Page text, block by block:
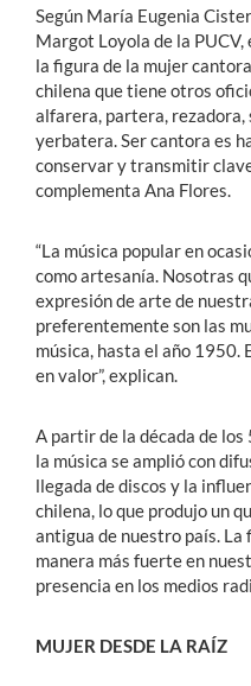
Según María Eugenia
Margot Loyola de la
la figura de la mujer
chilena que tiene otros
alfarera, partera, rezadora,
yerbatera. Ser cantora es
conservar y transmitir
complementa Ana Flores.
“La música popular en
como artesanía. Nosotras
expresión de arte de
preferentemente son las
música, hasta el año 1950.
en valor”, explican.
A partir de la década de los
la música se amplió con
llegada de discos y la
chilena, lo que produjo un
antigua de nuestro país.
manera más fuerte en
presencia en los medios
MUJER DESDE LA RAÍZ